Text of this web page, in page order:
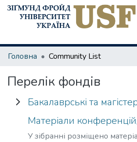
Головна
Community List
Перелік фондів
Expand Бакалаврські та
Бакалаврські та
Матеріали
У зібранні розміщено